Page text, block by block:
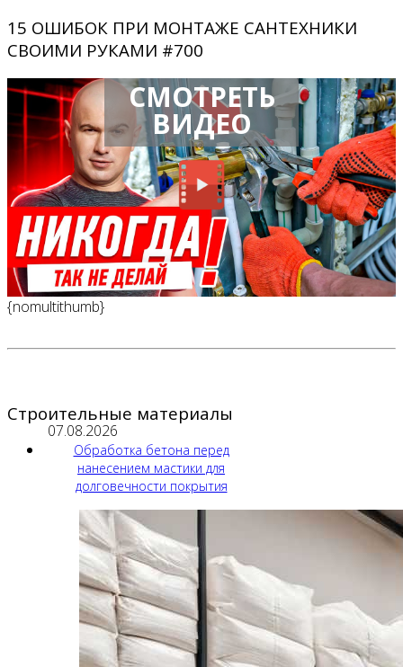
15 ОШИБОК ПРИ МОНТАЖЕ САНТЕХНИКИ
СВОИМИ РУКАМИ #700
СМОТРЕТЬ
ВИДЕО
{nomultithumb}
Строительные материалы
07.08.2026
Обработка бетона перед
нанесением мастики для
долговечности покрытия